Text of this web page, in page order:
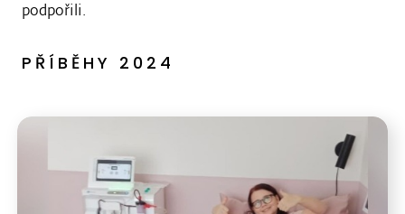
podpořili.
PŘÍBĚHY 2024